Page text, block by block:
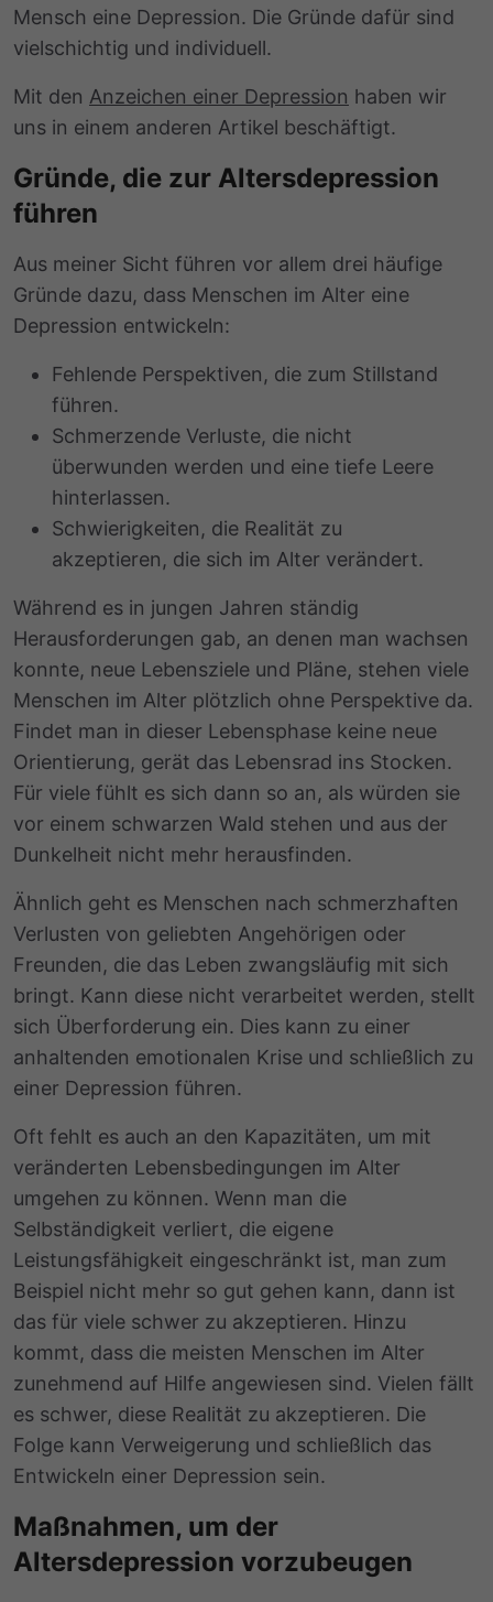
Mensch eine Depression. Die Gründe dafür sind
vielschichtig und individuell.
Mit den Anzeichen einer Depression haben wir
uns in einem anderen Artikel beschäftigt.
Gründe, die zur Altersdepression
führen
Aus meiner Sicht führen vor allem drei häufige
Gründe dazu, dass Menschen im Alter eine
Depression entwickeln:
Fehlende Perspektiven, die zum Stillstand
führen.
Schmerzende Verluste, die nicht
überwunden werden und eine tiefe Leere
hinterlassen.
Schwierigkeiten, die Realität zu
akzeptieren, die sich im Alter verändert.
Während es in jungen Jahren ständig
Herausforderungen gab, an denen man wachsen
konnte, neue Lebensziele und Pläne, stehen viele
Menschen im Alter plötzlich ohne Perspektive da.
Findet man in dieser Lebensphase keine neue
Orientierung, gerät das Lebensrad ins Stocken.
Für viele fühlt es sich dann so an, als würden sie
vor einem schwarzen Wald stehen und aus der
Dunkelheit nicht mehr herausfinden.
Ähnlich geht es Menschen nach schmerzhaften
Verlusten von geliebten Angehörigen oder
Freunden, die das Leben zwangsläufig mit sich
bringt. Kann diese nicht verarbeitet werden, stellt
sich Überforderung ein. Dies kann zu einer
anhaltenden emotionalen Krise und schließlich zu
einer Depression führen.
Oft fehlt es auch an den Kapazitäten, um mit
veränderten Lebensbedingungen im Alter
umgehen zu können. Wenn man die
Selbständigkeit verliert, die eigene
Leistungsfähigkeit eingeschränkt ist, man zum
Beispiel nicht mehr so ​​gut gehen kann, dann ist
das für viele schwer zu akzeptieren. Hinzu
kommt, dass die meisten Menschen im Alter
zunehmend auf Hilfe angewiesen sind. Vielen fällt
es schwer, diese Realität zu akzeptieren. Die
Folge kann Verweigerung und schließlich das
Entwickeln einer Depression sein.
Maßnahmen, um der
Altersdepression vorzubeugen